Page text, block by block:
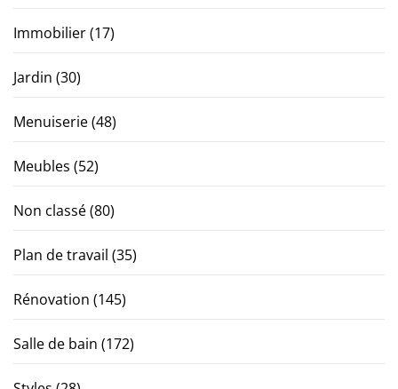
Immobilier(17)
Jardin (30)
Menuiserie(48)
Meubles (52)
Non classé(80)
Plan de travail (35)
Rénovation (145)
Salle de bain (172)